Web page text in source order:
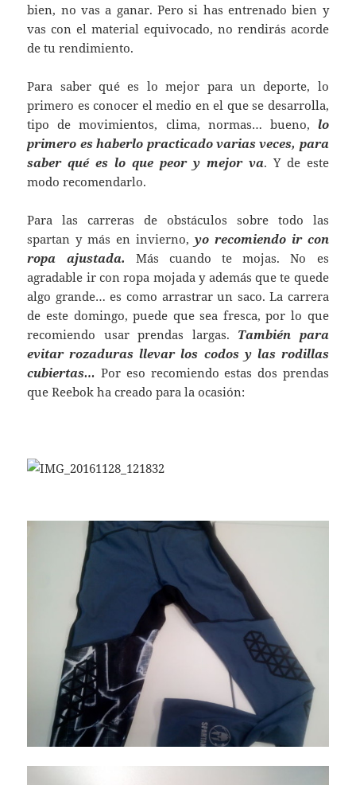
bien, no vas a ganar. Pero si has entrenado bien y
vas con el material equivocado, no rendirás acorde
de tu rendimiento.
Para saber qué es lo mejor para un deporte, lo
primero es conocer el medio en el que se desarrolla,
tipo de movimientos, clima, normas… bueno, lo
primero es haberlo practicado varias veces, para
saber qué es lo que peor y mejor va. Y de este
modo recomendarlo.
Para las carreras de obstáculos sobre todo las
spartan y más en invierno, yo recomiendo ir con
ropa ajustada. Más cuando te mojas. No es
agradable ir con ropa mojada y además que te quede
algo grande… es como arrastrar un saco. La carrera
de este domingo, puede que sea fresca, por lo que
recomiendo usar prendas largas. También para
evitar rozaduras llevar los codos y las rodillas
cubiertas… Por eso recomiendo estas dos prendas
que Reebok ha creado para la ocasión: